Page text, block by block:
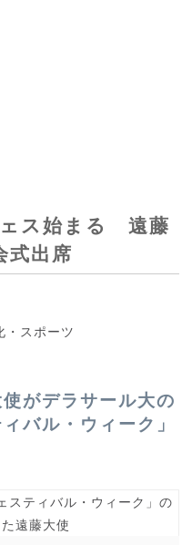
ス始まる 遠藤
式出席
・スポーツ
がデラサール大の
バル・ウィーク」